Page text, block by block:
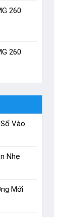
260
260
Vào
Nhẹ
Mới